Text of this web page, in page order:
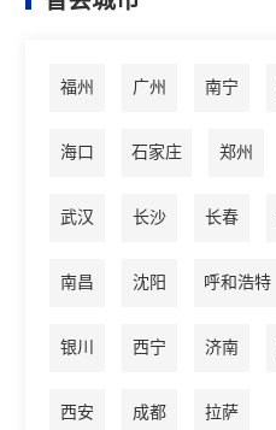
福州 广州 南宁
海口 石家庄 郑州
武汉 长沙 长春
南昌 沈阳 呼和浩特
银川 西宁 济南
西安 成都 拉萨